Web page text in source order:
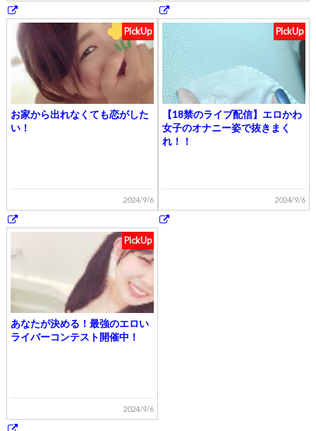
PickUp
お家から出れなくても恋がした
い！
2024/9/6
PickUp
【18禁のライブ配信】エロかわ
女子のオナニー姿で抜きまく
れ！！
2024/9/6
PickUp
あなたが決める！最強のエロい
ライバーコンテスト開催中！
2024/9/6